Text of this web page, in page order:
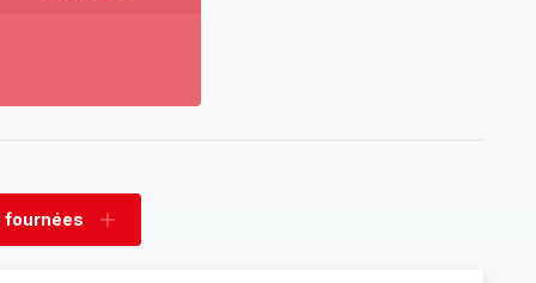
fournées
Ajouter